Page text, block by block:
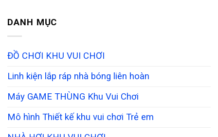
DANH MỤC
ĐỒ CHƠI KHU VUI CHƠI
Linh kiện lắp ráp nhà bóng liên hoàn
Máy GAME THÙNG Khu Vui Chơi
Mô hình Thiết kế khu vui chơi Trẻ em